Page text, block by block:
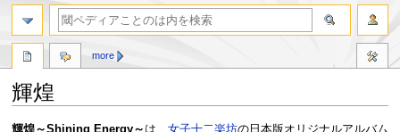
輝煌
ナ
検
輝煌～Shining Energy～ は、 女子十二楽坊の日本版オリジナルアルバム
more